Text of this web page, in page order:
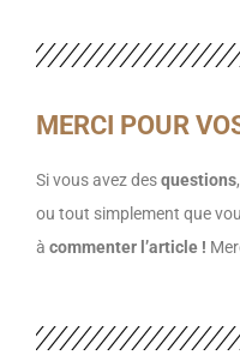
MERCI POUR
Si vous avez desquestions
ou tout simplement que
à commenter l’article !